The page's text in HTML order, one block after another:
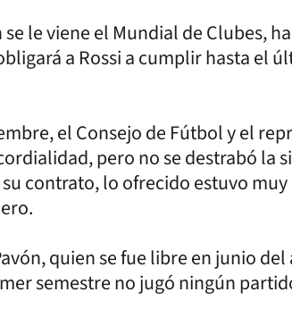
le viene el Mundial de Clubes,
a Rossi a cumplir hasta el
el Consejo de Fútbol y el
pero no se destrabó la
contrato, lo ofrecido estuvo
quien se fue libre en junio
semestre no jugó ningún